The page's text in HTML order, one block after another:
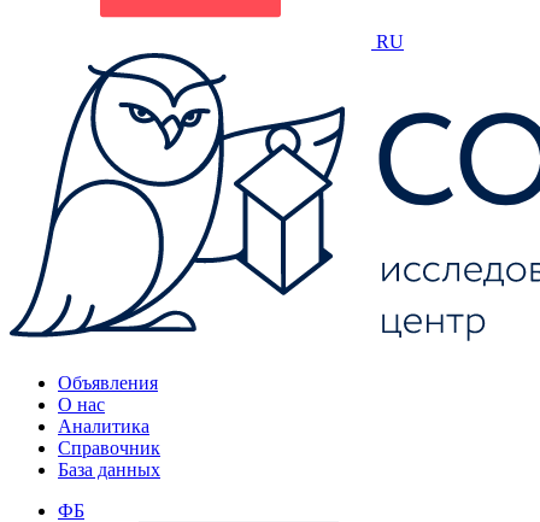
RU
Объявления
О нас
Аналитика
Справочник
База данных
ФБ